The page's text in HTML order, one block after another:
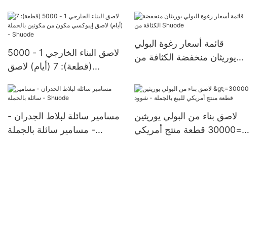
للتفاوض(أيام) >=30000
لاصق البناء الخارجي 1 - 5000
(قطعة): 7 (أيام) لاصق
بالجملة - Shuode
قائمة أسعار رغوة البولي
يوريثان منخفضة الكثافة من
مسامير سائلة لبلاط الجدران -
مسامير سائلة بالجملة -
لاصق بناء من البولي يوريثين
>=30000 قطعة منتج أمريكي